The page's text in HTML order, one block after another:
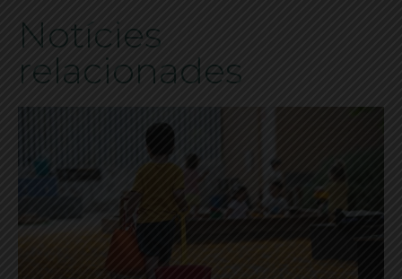
Notícies
relacionades